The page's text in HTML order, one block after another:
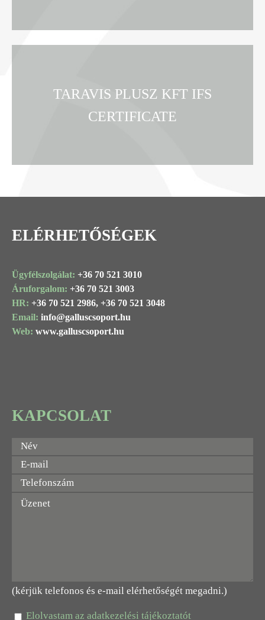
TARAVIS PLUSZ KFT IFS
CERTIFICATE
ELÉRHETŐSÉGEK
Ügyfélszolgálat: +36 70 521 3010
Áruforgalom: +36 70 521 3003
HR: +36 70 521 2986, +36 70 521 3048
Email: info@galluscsoport.hu
Web: www.galluscsoport.hu
KAPCSOLAT
(kérjük telefonos és e-mail elérhetőségét megadni.)
Elolvastam az adatkezelési tájékoztatót